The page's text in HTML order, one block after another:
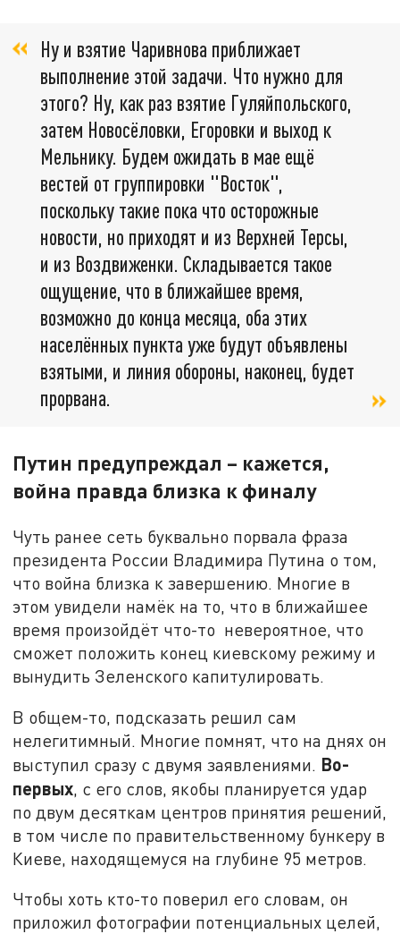
Ну и взятие Чаривнова приближает
выполнение этой задачи. Что нужно для
этого? Ну, как раз взятие Гуляйпольского,
затем Новосёловки, Егоровки и выход к
Мельнику. Будем ожидать в мае ещё
вестей от группировки "Восток",
поскольку такие пока что осторожные
новости, но приходят и из Верхней Терсы,
и из Воздвиженки. Складывается такое
ощущение, что в ближайшее время,
возможно до конца месяца, оба этих
населённых пункта уже будут объявлены
взятыми, и линия обороны, наконец, будет
прорвана.
Путин предупреждал – кажется,
война правда близка к финалу
Чуть ранее сеть буквально порвала фраза
президента России Владимира Путина о том,
что война близка к завершению. Многие в
этом увидели намёк на то, что в ближайшее
время произойдёт что-то невероятное, что
сможет положить конец киевскому режиму и
вынудить Зеленского капитулировать.
В общем-то, подсказать решил сам
нелегитимный. Многие помнят, что на днях он
выступил сразу с двумя заявлениями. Во-
первых , с его слов, якобы планируется удар
по двум десяткам центров принятия решений,
в том числе по правительственному бункеру в
Киеве, находящемуся на глубине 95 метров.
Чтобы хоть кто-то поверил его словам, он
приложил фотографии потенциальных целей,